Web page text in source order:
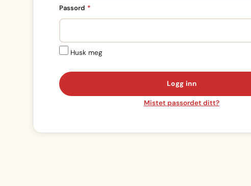
Passord *
Husk meg
Logg inn
Mistet passordet ditt?